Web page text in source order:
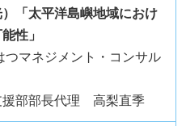
「太平洋島嶼地域におけ
性」
つマネジメント・コンサル
援部部長代理 高梨直季